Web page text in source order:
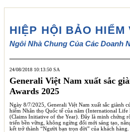
HIỆP HỘI BẢO HIỂM
Ngôi Nhà Chung Của Các Doanh
24/08/2018 10:13:50 SA
Generali Việt Nam xuất sắc
Awards 2025
Ngày 8/7/2025, Generali Việt Nam xuất sắc giành
hiểm Nhân thọ Quốc tế của năm (International
(Claims Initiative of the Year). Đây là minh chứng
triển bền vững, không ngừng đổi mới sáng tạo,
kết trở thành “Người bạn trọn đời” của khách hàng.